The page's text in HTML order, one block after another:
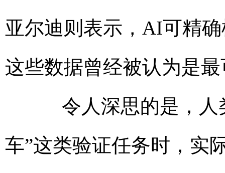
亚尔迪则表示，AI可精
这些数据曾经被认为是
令人深思的是，人
车”这类验证任务时，实